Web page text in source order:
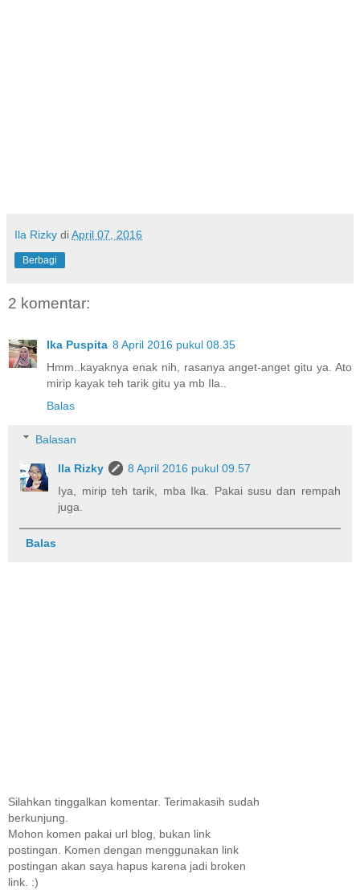
Ila Rizky diApril 07, 2016
Berbagi
2 komentar:
Ika Puspita 8 April 2016 pukul 08.35
Hmm..kayaknya enak nih, rasanya anget-anget gitu ya. Ato
mirip kayak teh tarik gitu ya mb Ila..
Balas
Balasan
Ila Rizky
8 April 2016 pukul 09.57
Iya, mirip teh tarik, mba Ika. Pakai susu dan rempah
juga.
Balas
Silahkan tinggalkan komentar. Terimakasih sudah
berkunjung.
Mohon komen pakai url blog, bukan link
postingan. Komen dengan menggunakan link
postingan akan saya hapus karena jadi broken
link. :)